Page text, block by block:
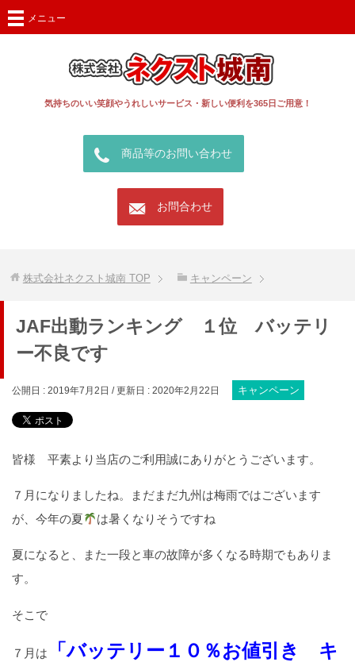
気持ちのいい笑顔やうれしいサービス・新しい便利を365日ご用意！
call 商品等のお問い合わせ
mail お問合わせ
メニュー
株式会社ネクスト城南TOP キャンペーン
JAF出動ランキング １位 バッテリ
ー不良です
公開日 : 2019年7月2日 / 更新日 : 2020年2月22日 キャンペーン
皆様 平素より当店のご利用誠にありがとうございます。
７月になりましたね。まだまだ九州は梅雨ではございます
が、今年の夏
は暑くなりそうですね
夏になると、また一段と車の故障が多くなる時期でもありま
す。
そこで
７月は
「バッテリー１０％お値引き キ